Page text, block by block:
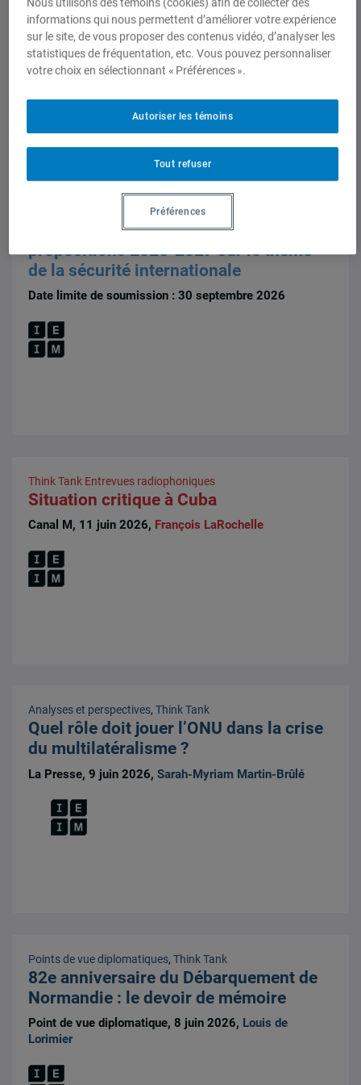
La Presse, 25 juin 2026,Guy Saint-Jacques
Think TankAppel à communications
Regards de l’IEIM – Appel à
propositions 2026-2027 sur le thème
de la sécurité internationale
Date limite de soumission : 30 septembre 2026
Think Tank Entrevues radiophoniques
Situation critique à Cuba
Canal M, 11 juin 2026, François LaRochelle
Analyses et perspectives,Think Tank
Quel rôle doit jouer l’ONU dans la crise
du multilatéralisme ?
La Presse, 9 juin 2026,Sarah-Myriam Martin-Brûlé
Points de vue diplomatiques,Think Tank
82e anniversaire du Débarquement de
Normandie : le devoir de mémoire
Point de vue diplomatique, 8 juin 2026, Louis de
Lorimier
Nous utilisons des témoins (cookies) afin de collecter des
informations qui nous permettent d’améliorer votre expérience
sur le site, de vous proposer des contenus vidéo, d’analyser les
statistiques de fréquentation, etc. Vous pouvez personnaliser
votre choix en sélectionnant « Préférences ».
Tout refuser
Autoriser les témoins
Préférences